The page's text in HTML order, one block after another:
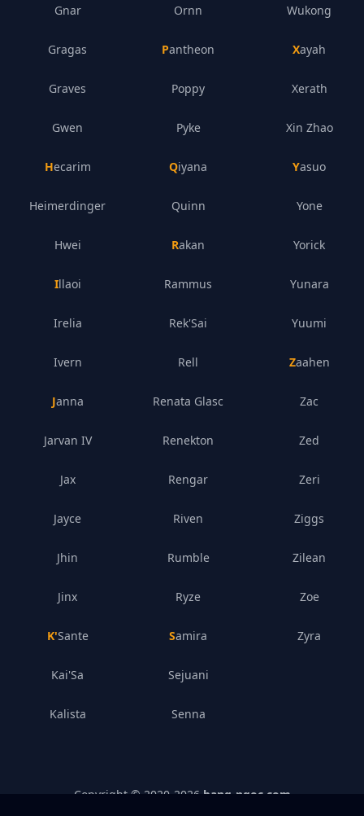
Gnar
Gragas
Graves
Gwen
Hecarim
Heimerdinger
Hwei
Illaoi
Irelia
Ivern
Janna
Jarvan IV
Jax
Jayce
Jhin
Jinx
K'Sante
Kai'Sa
Kalista
Ornn
Pantheon
Poppy
Pyke
Qiyana
Quinn
Rakan
Rammus
Rek'Sai
Rell
Renata Glasc
Renekton
Rengar
Riven
Rumble
Ryze
Samira
Sejuani
Senna
Wukong
Xayah
Xerath
Xin Zhao
Yasuo
Yone
Yorick
Yunara
Yuumi
Zaahen
Zac
Zed
Zeri
Ziggs
Zilean
Zoe
Zyra
Copyright © 2020- 2026 bang-ngoc.com